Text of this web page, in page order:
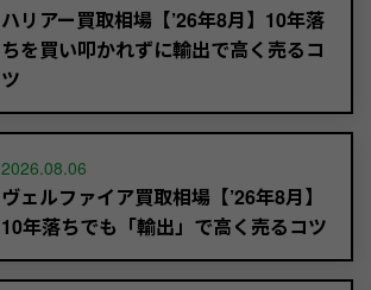
ハリアー買取相場【’26年8月】10年落
ちを買い叩かれずに輸出で高く売るコ
ツ
2026.08.06
ヴェルファイア買取相場【’26年8月】
10年落ちでも「輸出」で高く売るコツ